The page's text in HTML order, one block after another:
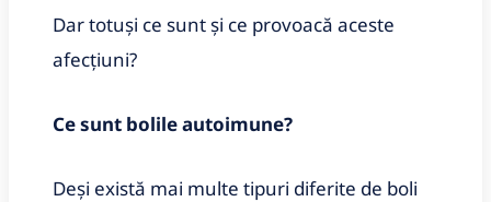
Dar totuși ce sunt și ce provoacă aceste
afecțiuni?
Ce sunt bolile autoimune?
Deși există mai multe tipuri diferite de boli